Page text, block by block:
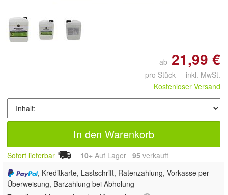
ab 21,99 €
pro Stück inkl. MwSt.
Kostenloser Versand
In den Warenkorb
Sofort lieferbar 10+ Auf Lager 95 verkauft
, Kreditkarte, Lastschrift, Ratenzahlung, Vorkasse per
Überweisung, Barzahlung bei Abholung